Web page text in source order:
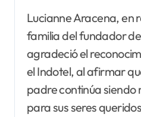
Lucianne Aracena, en
familia del fundador
agradeció el
el Indotel, al afirmar
padre continúa siendo
para sus seres